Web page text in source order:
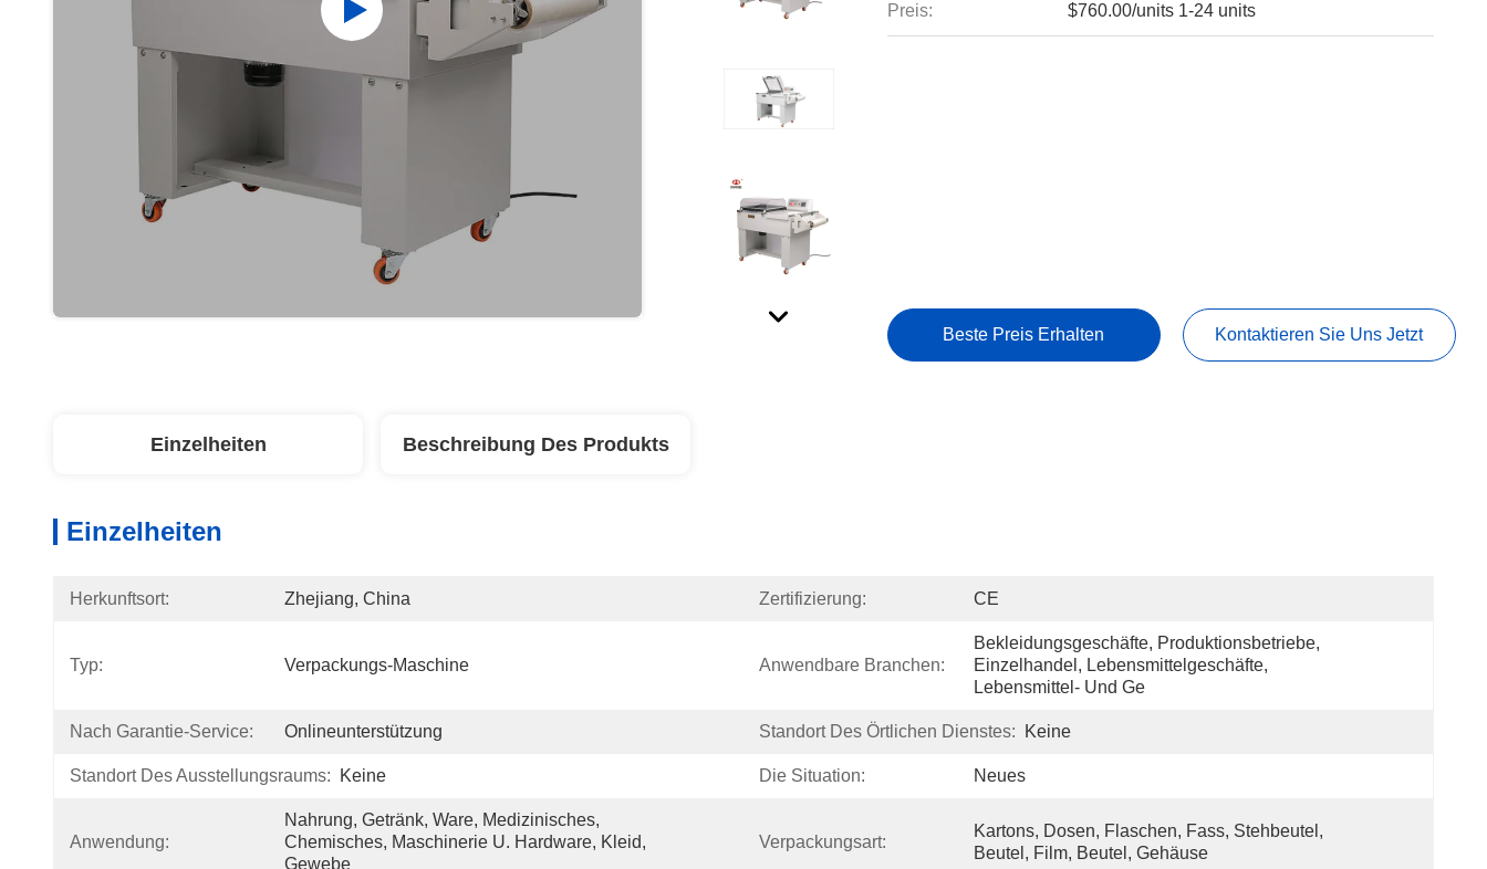
Preis: $760.00/units 1-24 units
Beste Preis Erhalten Kontaktieren Sie Uns Jetzt
Einzelheiten Beschreibung Des Produkts
Einzelheiten
Herkunftsort: Zhejiang, China Zertifizierung: CE
Typ: Verpackungs-Maschine Anwendbare Branchen:
Bekleidungsgeschäfte, Produktionsbetriebe,
Einzelhandel, Lebensmittelgeschäfte,
Lebensmittel- Und Ge
Nach Garantie-Service: Onlineunterstützung Standort Des Örtlichen Dienstes: Keine
Standort Des Ausstellungsraums: Keine Die Situation: Neues
Anwendung:
Nahrung, Getränk, Ware, Medizinisches,
Chemisches, Maschinerie U. Hardware, Kleid,
Gewebe
Verpackungsart:
Kartons, Dosen, Flaschen, Fass, Stehbeutel,
Beutel, Film, Beutel, Gehäuse